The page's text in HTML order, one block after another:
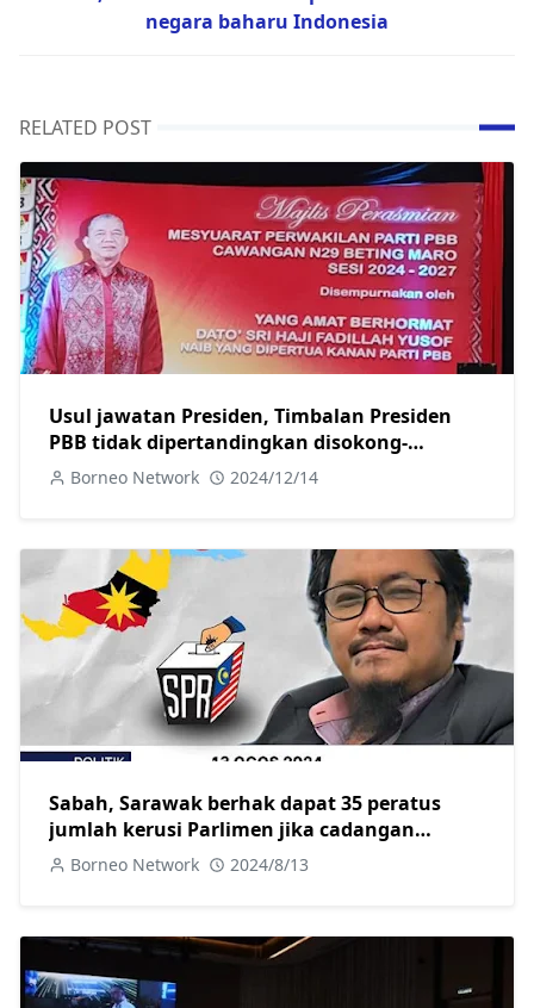
negara baharu Indonesia
RELATED POST
Usul jawatan Presiden, Timbalan Presiden
PBB tidak dipertandingkan disokong-
Fadillah
Borneo Network 2024/12/14
Sabah, Sarawak berhak dapat 35 peratus
jumlah kerusi Parlimen jika cadangan
persempadanan kerusi diluluskan
Borneo Network 2024/8/13